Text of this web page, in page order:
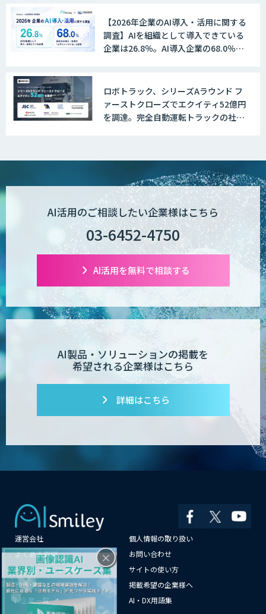
【2026年企業のAI導入・活用に関する
調査】AIを組織として導入できている
企業は26.8％。AI導入企業の68.0％
ロボトラック、シリーズAラウンド フ
ァーストクローズでエクイティ52億円
を調達。完全自動運転トラックの社会
AI活用のご相談したい企業様はこちら
03-6452-4750
AI活用を無料で相談する
AI製品・ソリューションの掲載を
希望される企業様はこちら
詳細はこちら
運営会社
個人情報の取り扱い
よくある質問
お問い合わせ
メールマガジン登録
サイトの使い方
情報提供はこちらから
掲載希望の企業様へ
AI企業一覧
AI・DX用語集
×